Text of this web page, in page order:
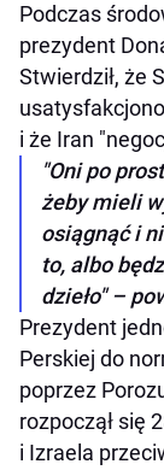
Podczas
prezydent
Stwierdził, że
i że Iran
"Oni po
żeby mieli
osiągnąć i
to, albo
dzieło" –
Prezydent
Perskiej do
poprzez
rozpoczął się
i Izraela